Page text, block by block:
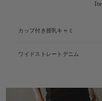
カップ付き授乳キャミ
ワイドストレートデニム